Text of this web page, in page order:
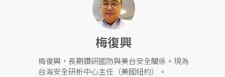
梅復興
梅復興，長期鑽研國防與美台安全關係。現為
台海安全研析中心主任（美國紐約）。